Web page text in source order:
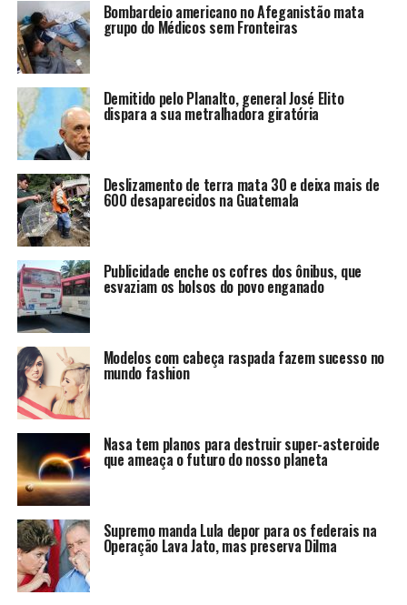
Bombardeio americano no Afeganistão mata
grupo do Médicos sem Fronteiras
Demitido pelo Planalto, general José Elito
dispara a sua metralhadora giratória
Deslizamento de terra mata 30 e deixa mais de
600 desaparecidos na Guatemala
Publicidade enche os cofres dos ônibus, que
esvaziam os bolsos do povo enganado
Modelos com cabeça raspada fazem sucesso no
mundo fashion
Nasa tem planos para destruir super-asteroide
que ameaça o futuro do nosso planeta
Supremo manda Lula depor para os federais na
Operação Lava Jato, mas preserva Dilma